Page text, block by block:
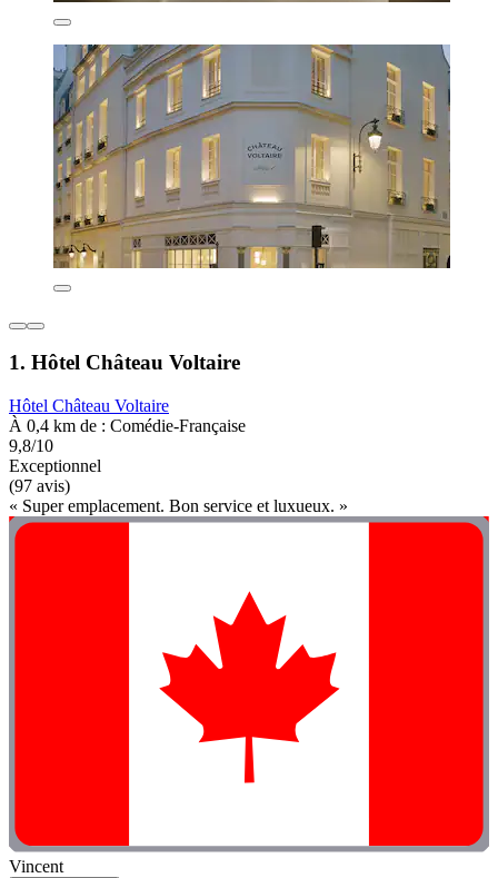
1. Hôtel Château Voltaire
Hôtel Château Voltaire
À 0,4 km de : Comédie-Française
9,8/10
Exceptionnel
(97 avis)
« Super emplacement. Bon service et luxueux. »
Vincent